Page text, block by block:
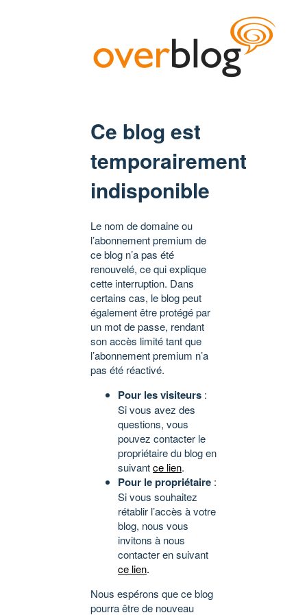
Ce blog est
temporairement
indisponible
Le nom de domaine ou
l’abonnement premium de
ce blog n’a pas été
renouvelé, ce qui explique
cette interruption. Dans
certains cas, le blog peut
également être protégé par
un mot de passe, rendant
son accès limité tant que
l’abonnement premium n’a
pas été réactivé.
Pour les visiteurs :
Si vous avez des
questions, vous
pouvez contacter le
propriétaire du blog en
suivantce lien.
Pour le propriétaire :
Si vous souhaitez
rétablir l’accès à votre
blog, nous vous
invitons à nous
contacter en suivant
ce lien.
Nous espérons que ce blog
pourra être de nouveau